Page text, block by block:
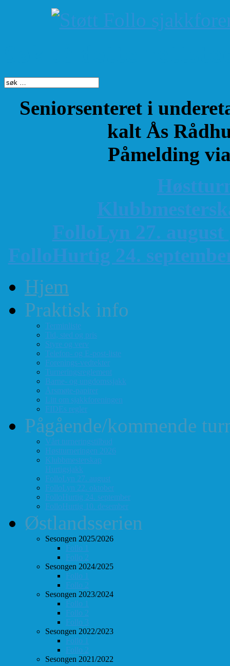
Seniorsenteret i
kalt Ås
Påmelding
K
FolloLyn 27. august
FolloHurtig 24.
Hjem
Praktisk info
Terminliste
Tid, sted og pris
Styre og verv
Telefon- og E-post-liste
Forenings-vedtekter
Turneringsreglement
Barne- og ungdomssjakk
Årsmøte-papirer
Litt om sjakkforeningen
FIDEs regler
Pågående/kommende
Vårt turneringstilbud
Høstturneringen 2026
Klubbmesterskap
Hurtigsjakk
FolloLyn 27. august
FolloLyn 22. oktober
FolloHurtig 24. september
FolloHurtig 10. desember
Østlandsserien
Sesongen 2025/2026
Follo 1
Follo 2
Sesongen 2024/2025
Follo 1
Follo 2
Sesongen 2023/2024
Follo 1
Follo 2
Follo 3
Sesongen 2022/2023
Follo 1
Follo 2
Sesongen 2021/2022